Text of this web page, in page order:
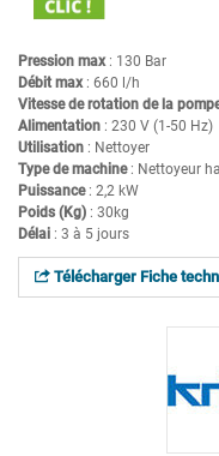
Pression max: 130 Bar
Débit max: 660 l/h
Vitesse de rotation de la
Alimentation : 230 V (1-50 Hz)
Utilisation : Nettoyer
Type de machine: Nettoyeur
Puissance: 2,2 kW
Poids (Kg) : 30kg
Délai : 3 à 5 jours
Télécharger Fiche